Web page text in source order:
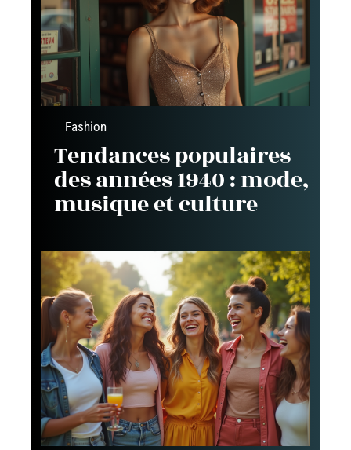
Fashion
Tendances populaires
des années 1940 : mode,
musique et culture